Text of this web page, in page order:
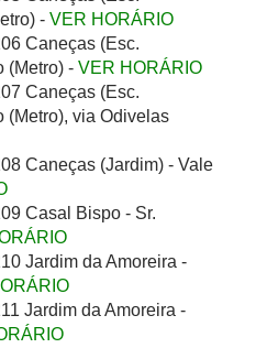
- VER HORÁRIO
Caneças (Esc.
(Metro) - VER HORÁRIO
Caneças (Esc.
(Metro), via Odivelas
Caneças (Jardim) - Vale
Casal Bispo - Sr.
Jardim da Amoreira -
Jardim da Amoreira -